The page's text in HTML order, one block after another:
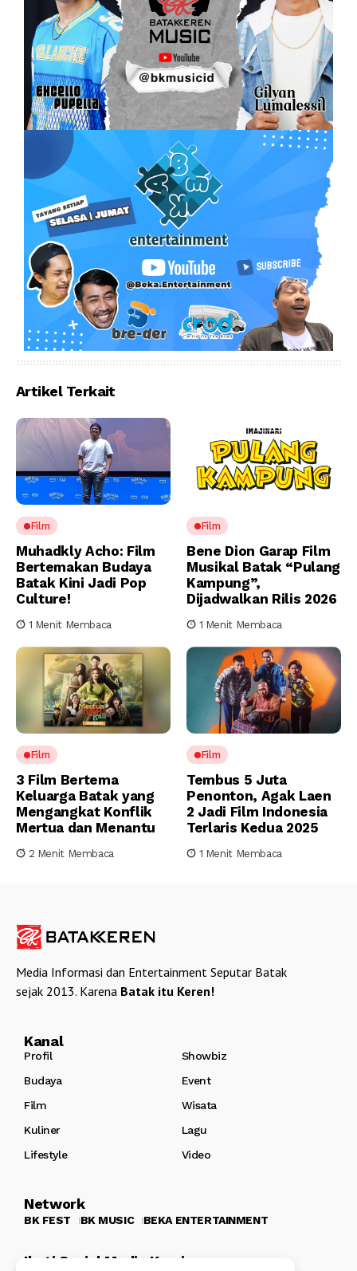
Artikel Terkait
Film
Muhadkly Acho: Film
Bertemakan Budaya
Batak Kini Jadi Pop
Culture!
1 Menit Membaca
Film
Bene Dion Garap Film
Musikal Batak “Pulang
Kampung”,
Dijadwalkan Rilis 2026
1 Menit Membaca
Film
3 Film Bertema
Keluarga Batak yang
Mengangkat Konflik
Mertua dan Menantu
2 Menit Membaca
Film
Tembus 5 Juta
Penonton, Agak Laen
2 Jadi Film Indonesia
Terlaris Kedua 2025
1 Menit Membaca
Media Informasi dan Entertainment Seputar Batak
sejak 2013. Karena Batak itu Keren!
Kanal
Profil
Showbiz
Budaya
Event
Film
Wisata
Kuliner
Lagu
Lifestyle
Video
Network
BK FEST BK MUSIC BEKA ENTERTAINMENT
Ikuti Sosial Media Kami: